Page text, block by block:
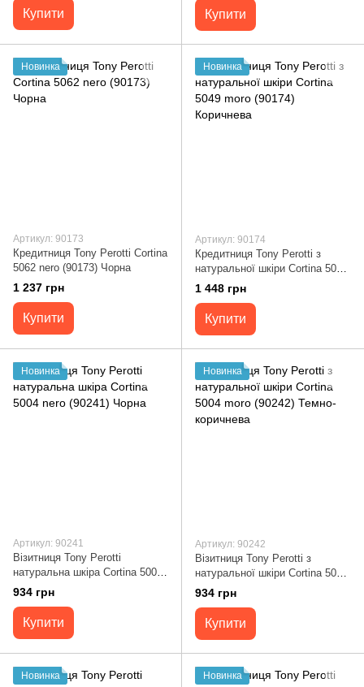
Купити Купити
Новинка
Артикул: 90173
Кредитниця Tony Perotti Cortina
5062 nero (90173) Чорна
1 237 грн
Купити
Новинка
Артикул: 90174
Кредитниця Tony Perotti з
натуральної шкіри Cortina 5049
moro (90174) Коричнева
1 448 грн
Купити
Новинка
Артикул: 90241
Візитниця Tony Perotti
натуральна шкіра Cortina 5004
nero (90241) Чорна
934 грн
Купити
Новинка
Артикул: 90242
Візитниця Tony Perotti з
натуральної шкіри Cortina 5004
moro (90242) Темно-коричнева
934 грн
Купити
Новинка Новинка